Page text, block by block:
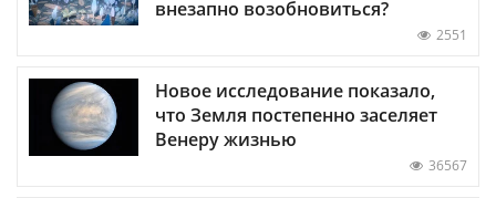
внезапно возобновиться?
2551
Новое исследование показало,
что Земля постепенно заселяет
Венеру жизнью
36567